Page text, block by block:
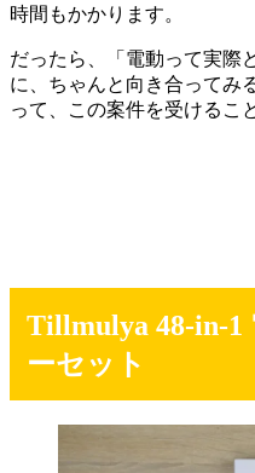
時間もかかります。
だったら、「電動って実際
に、ちゃんと向き合ってみ
って、この案件を受けるこ
Tillmulya 48-in-1
ーセット